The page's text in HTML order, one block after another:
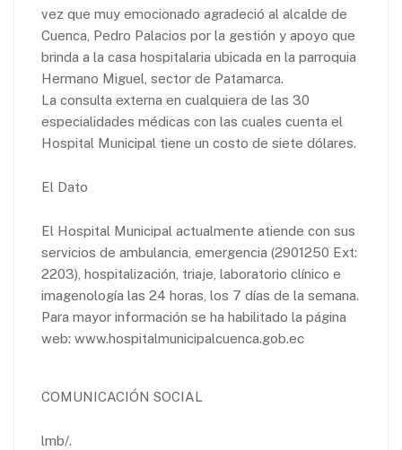
vez que muy emocionado agradeció al alcalde de
Cuenca, Pedro Palacios por la gestión y apoyo que
brinda a la casa hospitalaria ubicada en la parroquia
Hermano Miguel, sector de Patamarca.
La consulta externa en cualquiera de las 30
especialidades médicas con las cuales cuenta el
Hospital Municipal tiene un costo de siete dólares.
El Dato
El Hospital Municipal actualmente atiende con sus
servicios de ambulancia, emergencia (2901250 Ext:
2203), hospitalización, triaje, laboratorio clínico e
imagenología las 24 horas, los 7 días de la semana.
Para mayor información se ha habilitado la página
web: www.hospitalmunicipalcuenca.gob.ec
COMUNICACIÓN SOCIAL
lmb/.